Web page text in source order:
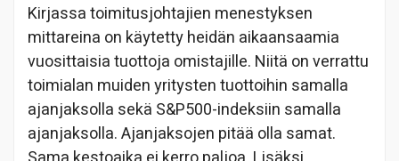
Kirjassa toimitusjohtajien menestyksen
mittareina on käytetty heidän aikaansaamia
vuosittaisia tuottoja omistajille. Niitä on verrattu
toimialan muiden yritysten tuottoihin samalla
ajanjaksolla sekä S&P500-indeksiin samalla
ajanjaksolla. Ajanjaksojen pitää olla samat.